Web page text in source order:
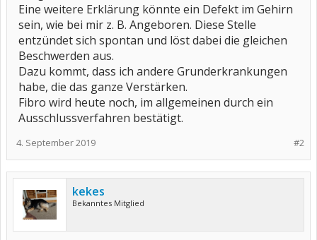
Eine weitere Erklärung könnte ein Defekt im Gehirn
sein, wie bei mir z. B. Angeboren. Diese Stelle
entzündet sich spontan und löst dabei die gleichen
Beschwerden aus.
Dazu kommt, dass ich andere Grunderkrankungen
habe, die das ganze Verstärken.
Fibro wird heute noch, im allgemeinen durch ein
Ausschlussverfahren bestätigt.
#2
4. September 2019
kekes
Bekanntes Mitglied